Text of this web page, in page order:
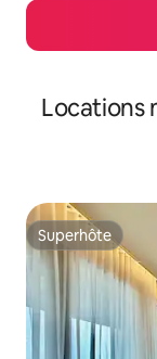
Locations
Superhôte
Superhôte